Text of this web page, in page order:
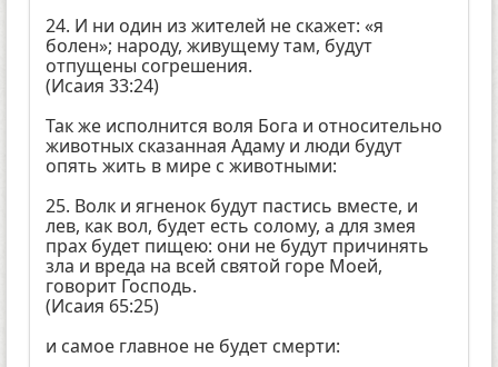
24. И ни один из жителей не скажет: «я
болен»; народу, живущему там, будут
отпущены согрешения.
(Исаия 33:24)
Так же исполнится воля Бога и относительно
животных сказанная Адаму и люди будут
опять жить в мире с животными:
25. Волк и ягненок будут пастись вместе, и
лев, как вол, будет есть солому, а для змея
прах будет пищею: они не будут причинять
зла и вреда на всей святой горе Моей,
говорит Господь.
(Исаия 65:25)
и самое главное не будет смерти: